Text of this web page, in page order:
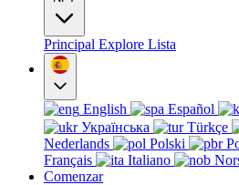
Principal Explore Lista
English Español
Українська
Türkçe
Nederlands
Polski
Français
Italiano
Comenzar